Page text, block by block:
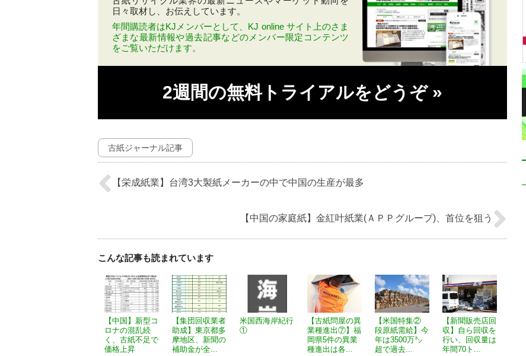
日々取材し、お伝えしています。
年間購読者はKJメンバーとして、KJ online サイト上のさま
ざまな最新情報や過去記事などのメンバー限定コンテンツ
をご覧いただけます。
2週間の無料トライアルをどうぞ »
古紙ジャーナル記事
【栄成紙業】台湾3大製紙メーカーの中で中国の生産が最多
【中国の家庭紙】金紅叶紙業(ＡＰＰグループ)、首位を狙う
こんな記事も読まれています
【中国】新型コ
ロナの混乱続
く、古紙不足で
価格上昇
【集団回収業者
助成】東京都多
摩地区、新聞の
補助金が全...
米国西海岸紀行
①
【古紙問屋の異
業種進出⑦】福
岡県5件の異業
種進出は各...
【米国特集②
段原紙需給】今
年は3500万㌧
超で過去...
【新聞販売店回
収】自ら回収を
行い、回収量は
年間70ト...